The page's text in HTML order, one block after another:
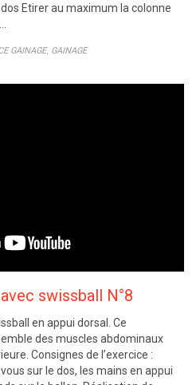
Etirer au maximum la colonne
GAINAGE, GAINAGE
swissball N°8
en appui dorsal. Ce
des muscles abdominaux
Consignes de l’exercice :
sur le dos, les mains en appui